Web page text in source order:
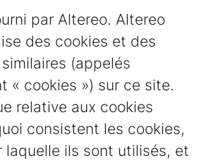
par Altereo. Altereo
des cookies et des
(appelés
« cookies ») sur ce site.
relative aux cookies
consistent les cookies,
laquelle ils sont utilisés, et